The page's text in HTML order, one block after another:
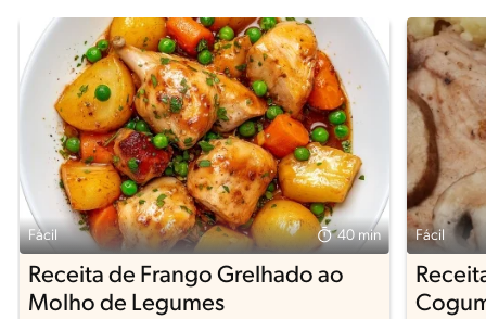
Fácil 40 min
Receita de Frango Grelhado ao
Molho de Legumes
Fácil